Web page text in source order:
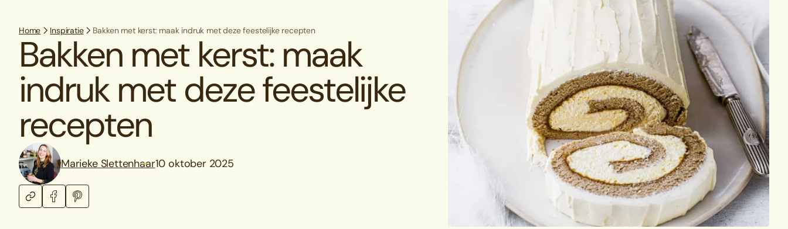
Home Inspiratie Bakken met kerst: maak indruk met deze feestelijke recepten
Bakken met kerst: maak
indruk met deze feestelijke
recepten
Marieke Slettenhaar10 oktober 2025